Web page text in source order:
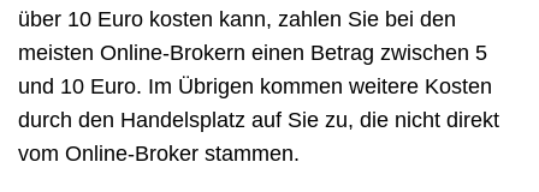
über 10 Euro kosten kann, zahlen Sie bei den
meisten Online-Brokern einen Betrag zwischen 5
und 10 Euro. Im Übrigen kommen weitere Kosten
durch den Handelsplatz auf Sie zu, die nicht direkt
vom Online-Broker stammen.